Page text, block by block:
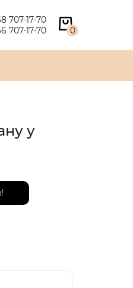
707-17-70
707-17-70
0
у